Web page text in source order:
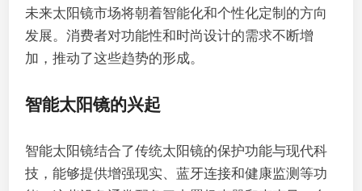
未来太阳镜市场将朝着智能化和个性化定制的方向
发展。消费者对功能性和时尚设计的需求不断增
加，推动了这些趋势的形成。
智能太阳镜的兴起
智能太阳镜结合了传统太阳镜的保护功能与现代科
技，能够提供增强现实、蓝牙连接和健康监测等功